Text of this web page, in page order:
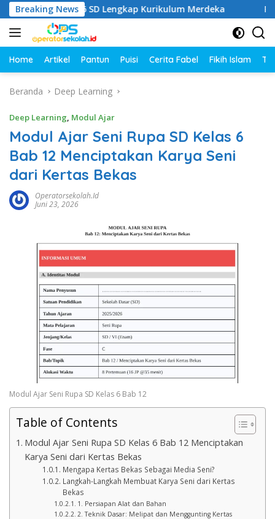
Langsung
ke
konten
Breaking News
1–6 SD Lengkap Kurikulum Merdeka Rangkuman
Home Artikel Pantun Puisi Cerita Fabel Fikih Islam
Beranda Deep Learning
Deep Learning, Modul Ajar
Modul Ajar Seni Rupa SD Kelas 6
Bab 12 Menciptakan Karya Seni
dari Kertas Bekas
Operatorsekolah.id
Juni 23, 2026
Modul Ajar Seni Rupa SD Kelas 6 Bab 12
Table of Contents
Modul Ajar Seni Rupa SD Kelas 6 Bab 12 Menciptakan
Karya Seni dari Kertas Bekas
Mengapa Kertas Bekas Sebagai Media Seni?
Langkah-Langkah Membuat Karya Seni dari Kertas
Bekas
1. Persiapan Alat dan Bahan
2. Teknik Dasar: Melipat dan Menggunting Kertas